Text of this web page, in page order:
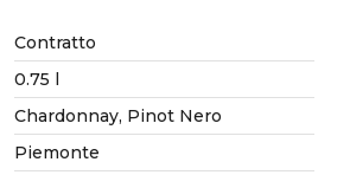
Contratto
0.75 l
Chardonnay, Pinot Nero
Piemonte